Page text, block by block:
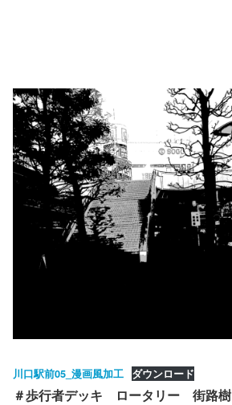
川口駅前05_漫画風加工 ダウンロード
＃歩行者デッキ ロータリー 街路樹